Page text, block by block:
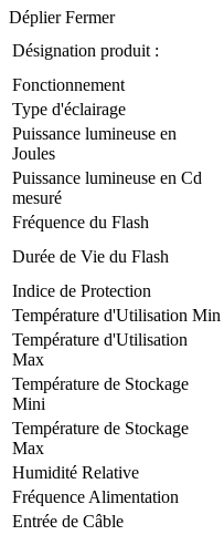
Déplier Fermer
Désignation produit :
Fonctionnement
Type d'éclairage
Puissance lumineuse en
Joules
Puissance lumineuse en Cd
mesuré
Fréquence du Flash
Durée de Vie du Flash
Indice de Protection
Température d'Utilisation Min
Température d'Utilisation
Max
Température de Stockage
Mini
Température de Stockage
Max
Humidité Relative
Fréquence Alimentation
Entrée de Câble